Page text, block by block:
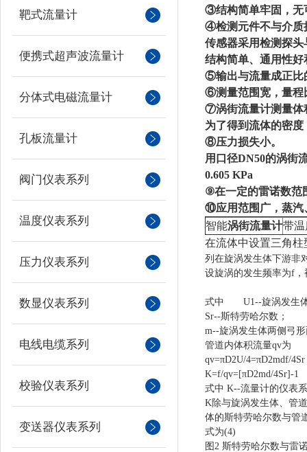
靶式流量计
便携式超声波流量计
分体式电磁流量计
孔板流量计
阀门仪表系列
温度仪表系列
压力仪表系列
数显仪表系列
电线电缆系列
校验仪表系列
变送器仪表系列
③结构简单牢固，无
④检测元件不与介质
传感器采用检测探
结构简单、通用性
⑤输出与流量成正比
⑥测量范围宽，量程
⑦涡街流量计测量体
为了得到流体的密
⑧压力损失小。
用口径DN50的涡街
0.605 KPa
⑨在一定的雷诺数范
⑩应用范围广，蒸汽
智能涡街流量计带
在流体中设置三角
列在旋涡发生体下游非
设旋涡的发生频率为f，
式中 U1--旋涡发生体
Sr--斯特劳哈尔数；
m--旋涡发生体两侧弓
管道内体积流量qv为
qv=πD2U/
K=f/
式中 K--流量计的仪表
K除与旋涡发生体、管
体的斯特劳哈尔数与管
式为(4)
图2 斯特劳哈尔数与雷